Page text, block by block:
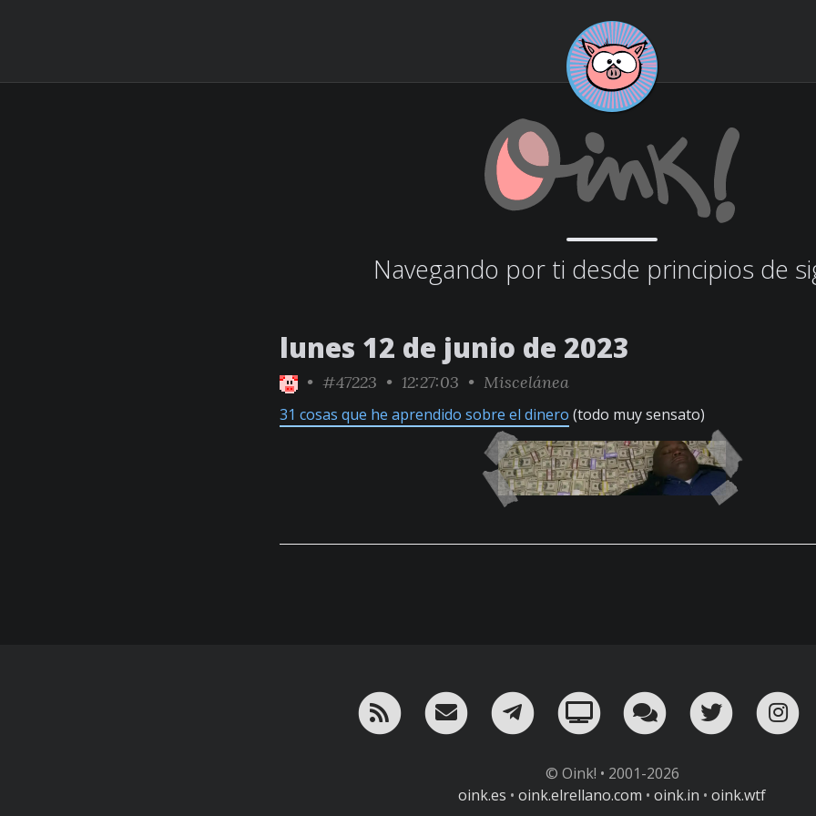
Navegando por ti desde principios de
lunes 12 de junio de 2023
• #47223 • 12:27:03 • Miscelánea
31 cosas que he aprendido sobre el dinero (todo muy sensato)
RSS ¡Mándame un email!
¡Nuestro canal en Telegram!
Oink! TV Charla conTwitter
© Oink! • 2001-2026
oink.es • oink.elrellano.com • oink.in • oink.wtf